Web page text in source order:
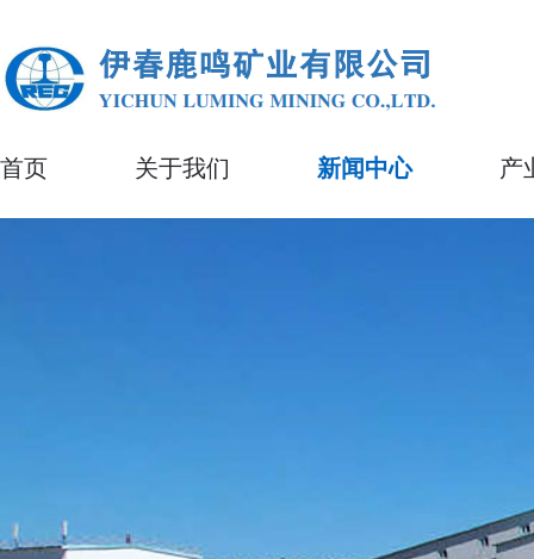
首页 关于我们 新闻中心 产